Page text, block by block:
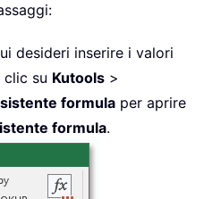
desideri inserire i valori
su Kutools >
formula per aprire
formula.